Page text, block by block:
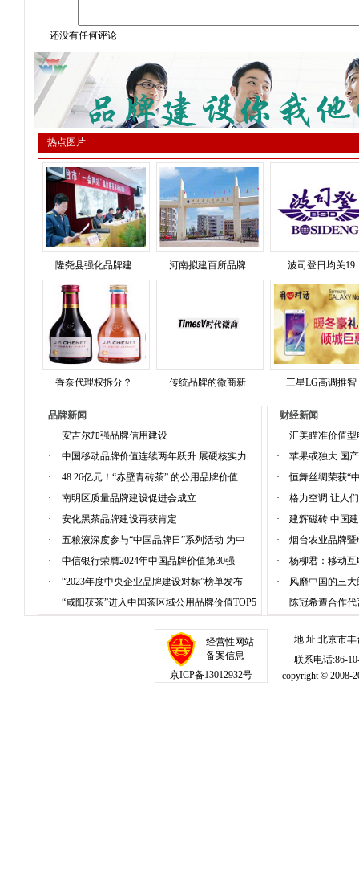
还没有任何评论
热点图片
隆尧县强化品牌建 河南拟建百所品牌 波司登日均关19
香奈代理权拆分？ 传统品牌的微商新 三星LG高调推智
品牌新闻
·
安吉尔加强品牌信用建设
·
中国移动品牌价值连续两年跃升 展硬核实力
·
48.26亿元！“赤壁青砖茶” 的公用品牌价值
·
南明区质量品牌建设促进会成立
·
安化黑茶品牌建设再获肯定
·
五粮液深度参与“中国品牌日”系列活动 为中
·
中信银行荣膺2024年中国品牌价值第30强
·
“2023年度中央企业品牌建设对标”榜单发布
·
“咸阳茯茶”进入中国茶区域公用品牌价值TOP5
财经新闻
·
汇美瞄准价值
·
苹果或独大 国
·
恒舞丝绸荣获“
·
格力空调 让人
·
建辉磁砖 中国
·
烟台农业品牌
·
杨柳君：移动
·
风靡中国的三
·
陈冠希遭合作
经营性网站
备案信息
京ICP备13012932号
地 址:北京市
联系电话:86-
copyright © 2008-